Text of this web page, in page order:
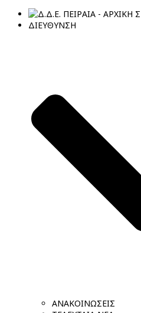
ΔΙΕΥΘΥΝΣΗ
ΑΝΑΚΟΙΝΩΣΕΙΣ